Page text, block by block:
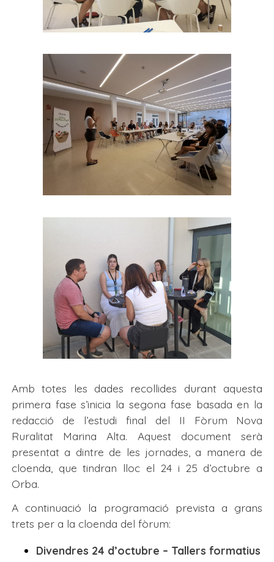
Amb totes les dades recollides durant aquesta
primera fase s’inicia la segona fase basada en la
redacció de l’estudi final del II Fòrum Nova
Ruralitat Marina Alta. Aquest document serà
presentat a dintre de les jornades, a manera de
cloenda, que tindran lloc el 24 i 25 d’octubre a
Orba.
A continuació la programació prevista a grans
trets per a la cloenda del fòrum:
Divendres 24 d’octubre – Tallers formatius